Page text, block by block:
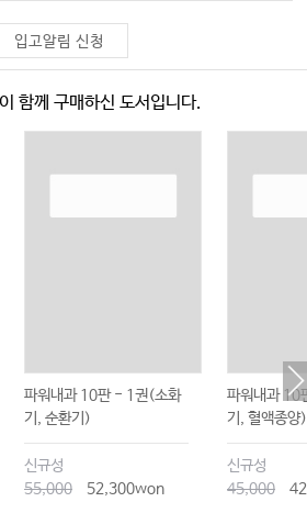
입고알림 신청
함께 구매하신 도서입니다.
파워내과 10판 - 1권(소화
기, 순환기)
신규성
55,000
52,300won
파워내과 10
기, 혈액종양)
신규성
45,000